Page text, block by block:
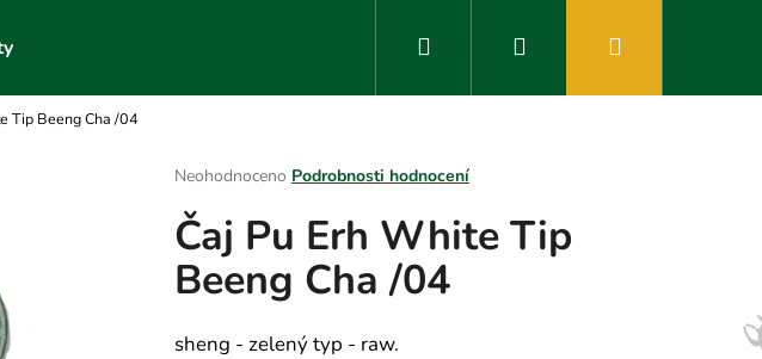
Hledat Přihlášení
Tip Beeng Cha /04
Průměrné
produktu
je
0,0
z
hvězdiček.
Neohodnoceno Podrobnosti hodnocení
Čaj Pu Erh White Tip
Beeng Cha /04
sheng - zelený typ - raw.